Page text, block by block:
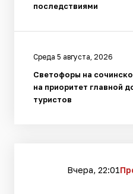
последствиями
Среда 5 августа, 2026
Светофоры на
на приоритет главной
туристов
Вчера, 22:01